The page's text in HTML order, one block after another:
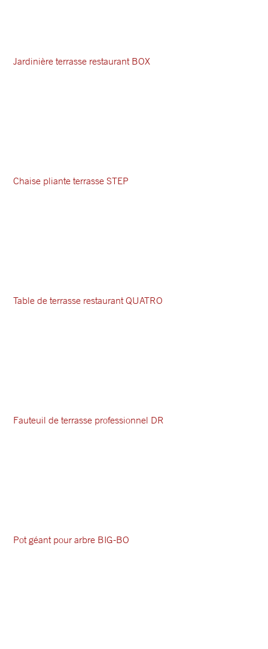
Jardinière terrasse restaurant BOX
Chaise pliante terrasse STEP
Table de terrasse restaurant QUATRO
Fauteuil de terrasse professionnel DR
Pot géant pour arbre BIG-BO